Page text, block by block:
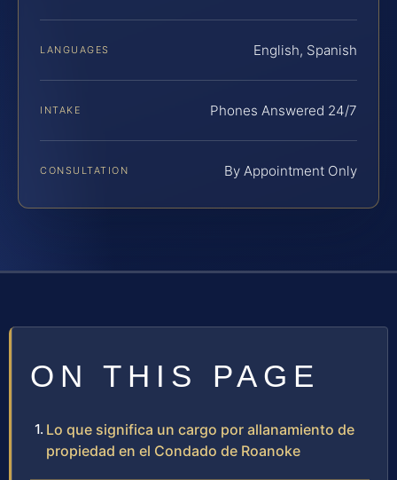
LANGUAGES English, Spanish
INTAKE Phones Answered 24/7
CONSULTATION By Appointment Only
ON THIS PAGE
Lo que significa un cargo por allanamiento de
propiedad en el Condado de Roanoke